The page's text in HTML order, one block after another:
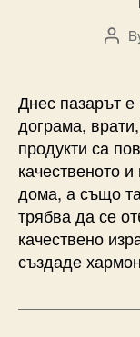
Post
Днес пазарът
дограма,
продукти са
качественото
дома, а също
трябва да се
качествено
създаде